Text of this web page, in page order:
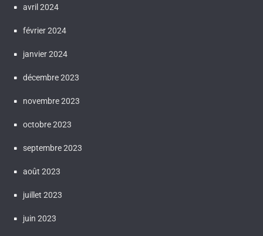
avril 2024
février 2024
janvier 2024
décembre 2023
novembre 2023
octobre 2023
septembre 2023
août 2023
juillet 2023
juin 2023